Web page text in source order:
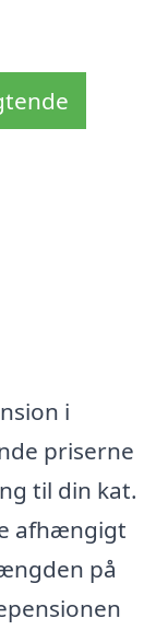
i
priserne
til din kat.
afhængigt
på